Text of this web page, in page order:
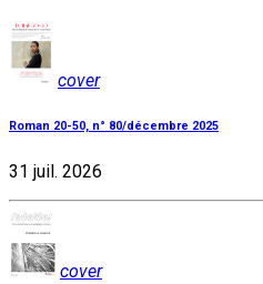
cover
Roman 20-50, n° 80/décembre 2025
31 juil. 2026
cover